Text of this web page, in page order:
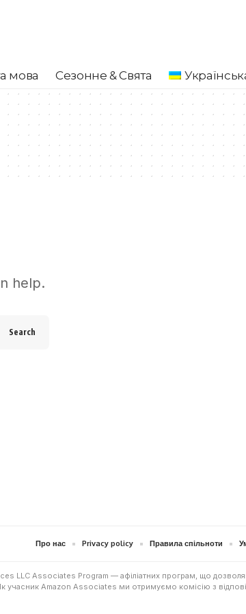
мова Сезонне & Свята
help.
Про нас Privacy policy Правила спільноти
LLC Associates Program — афіліатних програм, що
учасник Amazon Associates ми отримуємо комісію з